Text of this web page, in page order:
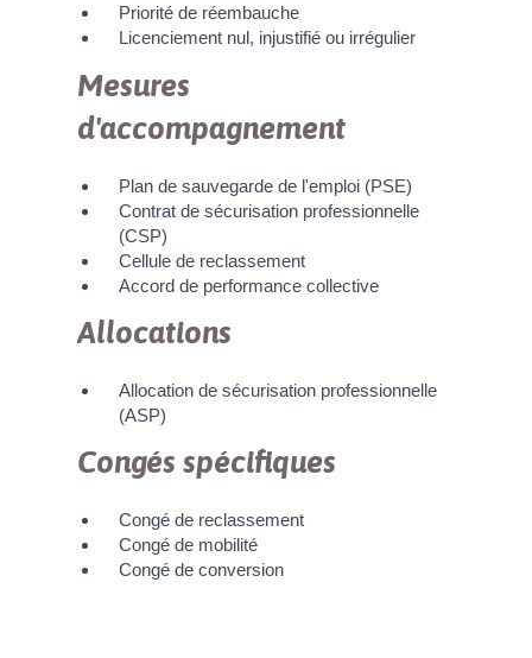
Priorité de réembauche
Licenciement nul, injustifié ou irrégulier
Mesures
d'accompagnement
Plan de sauvegarde de l'emploi (PSE)
Contrat de sécurisation professionnelle
(CSP)
Cellule de reclassement
Accord de performance collective
Allocations
Allocation de sécurisation professionnelle
(ASP)
Congés spécifiques
Congé de reclassement
Congé de mobilité
Congé de conversion